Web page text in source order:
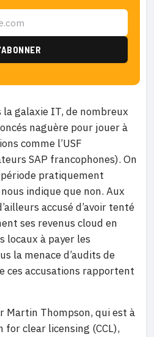
la galaxie IT, de nombreux
naguère pour jouer à
comme l’USF
SAP francophones). On
pratiquement
indique que non. Aux
accusé d’avoir tenté
ses revenus cloud en
locaux à payer les
la menace d’audits de
ces accusations rapportent
Martin Thompson, qui est à
for clear licensing (CCL),